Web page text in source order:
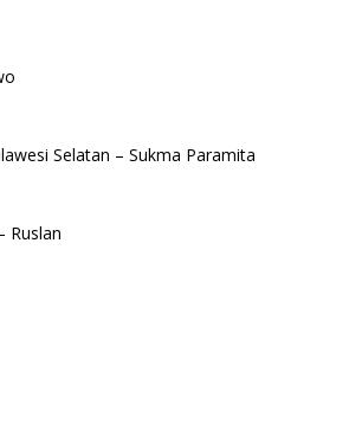
Selatan – Sukma Paramita
Ruslan